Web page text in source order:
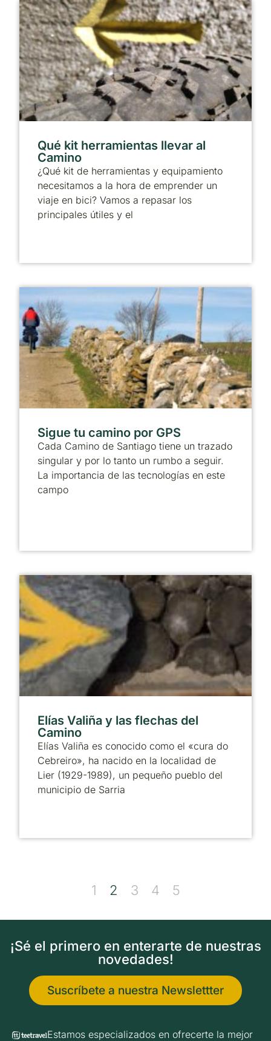
Qué kit herramientas llevar al
Camino
¿Qué kit de herramientas y equipamiento
necesitamos a la hora de emprender un
viaje en bici? Vamos a repasar los
principales útiles y el
Sigue tu camino por GPS
Cada Camino de Santiago tiene un trazado
singular y por lo tanto un rumbo a seguir.
La importancia de las tecnologías en este
campo
Elías Valiña y las flechas del
Camino
Elías Valiña es conocido como el «cura do
Cebreiro», ha nacido en la localidad de
Lier (1929-1989), un pequeño pueblo del
municipio de Sarria
1 2 3 4 5
¡Sé el primero en enterarte de nuestras
novedades!
Suscríbete a nuestra Newslettter
Estamos especializados en ofrecerte la mejor